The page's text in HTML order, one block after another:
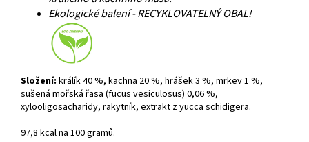
Ekologické balení - RECYKLOVATELNÝ OBAL!
Složení: králík 40 %, kachna 20 %, hrášek 3 %, mrkev 1 %,
sušená mořská řasa (fucus vesiculosus) 0,06 %,
xylooligosacharidy, rakytník, extrakt z yucca schidigera.
97,8 kcal na 100 gramů.